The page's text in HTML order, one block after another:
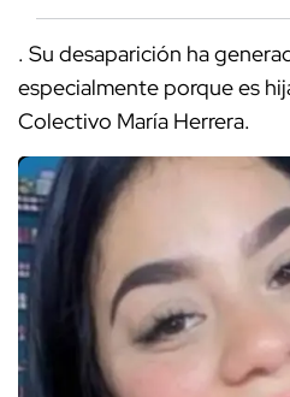
. Su desaparición ha
especialmente porque es
Colectivo María Herrera.